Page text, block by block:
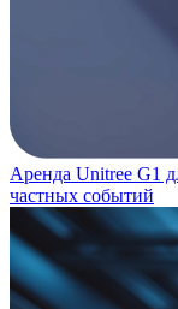
Аренда Unitree G1
частных событий